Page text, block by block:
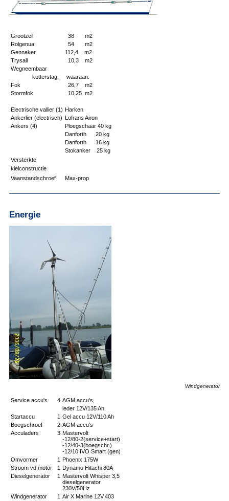
Grootzeil
38 m2
Rolgenua
54 m2
Gennaker
112,4 m2
Trysail
10,3 m2
Wegneembaar
kotterstag,
waaraan:
Fok
26,7 m2
Stormfok
10,25 m2
Electrische vallier (1) Harken
Ankerlier (electrisch)
Lofrans Airon
Ankers (4)
Ploegschaar 40 kg
Danforth 20 kg
Danforth 16 kg
Stokanker 25 kg
Versterkte
kielconstructie
Vaanstandschroef
Max-prop
Energie
Windgenerator
Service accu's 4 AGM accu's,
ieder 12V/135 Ah
Startaccu
1 Gel accu 12V/110 Ah
Boegschroef
2 AGM accu's
Acculaders
3 Mastervolt
-12/80-2(service+start)
-12/40-3(boegschr.)
-12/10 IVO Smart (gen)
Omvormer
1 Phoenix 175W
Stroom vd motor
1 Dynamo Hitachi 80A
Dieselgenerator
1 Mastervolt Whisper 3,5
dieselgenerator
230V/50Hz
Windgenerator
1 Air X Marine 12V.403